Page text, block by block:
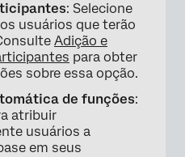
×
: Selecione
usuários que terão
Adição e
para obter
sobre essa opção.
de funções:
atribuir
usuários a
em seus